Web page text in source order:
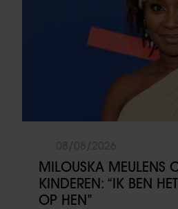
MILOUSKA MEULENS
KINDEREN: “IK BEN
OP HEN”